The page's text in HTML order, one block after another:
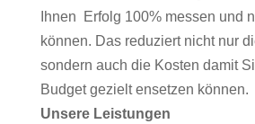
Ihnen Erfolg 100% messen und
können. Das reduziert nicht nur
sondern auch die Kosten damit
Budget gezielt ensetzen können.
Unsere Leistungen